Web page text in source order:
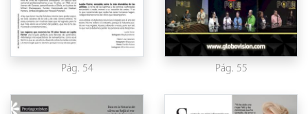
Pág. 54 Pág. 55